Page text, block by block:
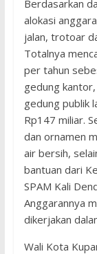
Berdasarkan
alokasi
jalan, trotoar
Totalnya
per tahun
gedung
gedung publik
Rp147 miliar.
dan ornamen
air bersih,
bantuan dari
SPAM Kali
Anggarannya
dikerjakan
Wali Kota